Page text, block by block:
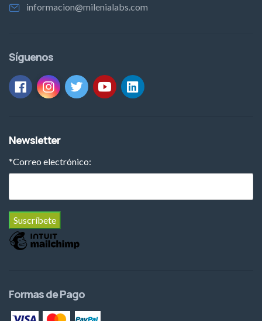
informacion@milenialabs.com
Síguenos
Newsletter
*Correo electrónico:
Formas de Pago